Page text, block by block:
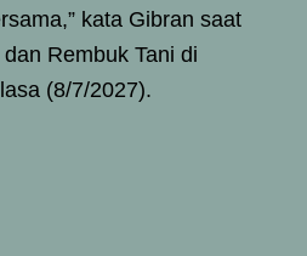
kata Gibran saat
Rembuk Tani di
(8/7/2027).